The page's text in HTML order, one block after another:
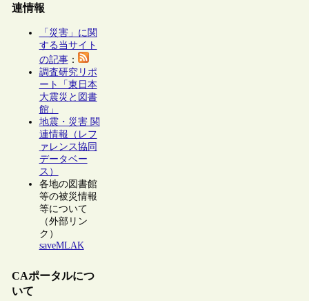
連情報
「災害」に関
する当サイト
の記事：
調査研究リポ
ート「東日本
大震災と図書
館」
地震・災害 関
連情報（レフ
ァレンス協同
データベー
ス）
各地の図書館
等の被災情報
等について
（外部リン
ク）
saveMLAK
CAポータルにつ
いて